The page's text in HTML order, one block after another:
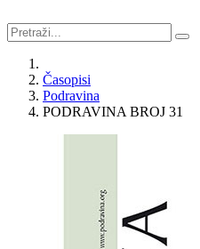
Časopisi
Podravina
PODRAVINA BROJ 31